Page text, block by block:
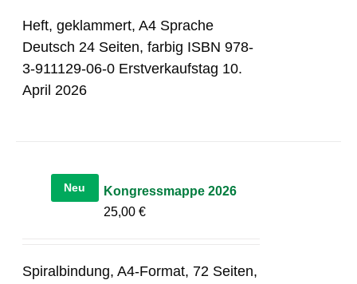
Heft, geklammert, A4 Sprache
Deutsch 24 Seiten, farbig ISBN 978-
3-911129-06-0 Erstverkaufstag 10.
April 2026
Neu
Kongressmappe 2026
25,00€
Spiralbindung, A4-Format, 72 Seiten,